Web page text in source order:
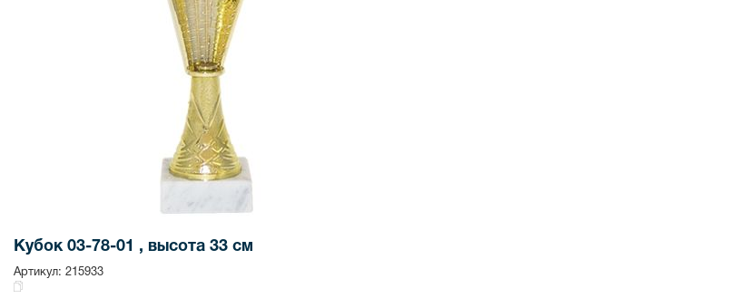
Кубок 03-78-01 , высота 33 см
Артикул: 215933